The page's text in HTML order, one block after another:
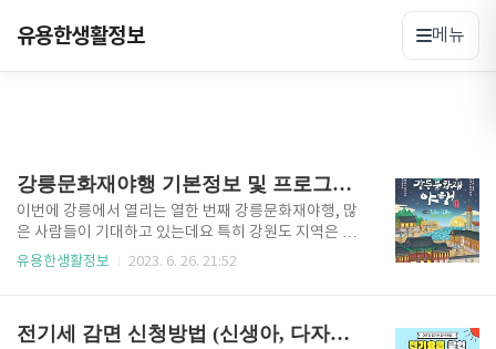
유용한생활정보 메뉴
강릉문화재야행 기본정보 및 프로그램 안내
이번에 강릉에서 열리는 열한 번째 강릉문화재야행, 많
은 사람들이 기대하고 있는데요 특히 강원도 지역은 어
느 지역을 가도 하늘에 별이 잘 보이고 아름답기까지 하
나는 천년의 관아, 강릉대도호부 운영일시 2023.07.08
유용한생활정보 2023. 6. 26. 21:52
전기세 감면 신청방법 (신생아, 다자녀, 장애. 차상위 등)